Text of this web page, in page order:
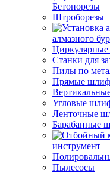
Бетонорезы
Штроборезы
алмазного
Станки для
Пилы по
Прямые
Угловые
Ленточные
Барабанные
инструмент
Пылесосы